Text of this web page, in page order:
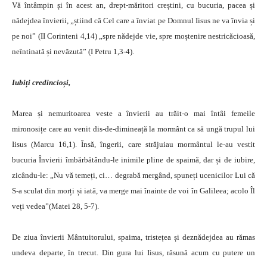
Vă întâmpin și în acest an, drept-măritori creștini, cu bucuria, pacea și
nădejdea învierii, „știind că Cel care a înviat pe Domnul Iisus ne va învia și
pe noi” (II Corinteni 4,14) „spre nădejde vie, spre moștenire nestricăcioasă,
neîntinată și nevăzută” (I Petru 1,3-4).
Iubiți credincioși,
Marea și nemuritoarea veste a învierii au trăit-o mai întâi femeile
mironosițe care au venit dis-de-dimineață la mormânt ca să ungă trupul lui
Iisus (Marcu 16,1). Însă, îngerii, care străjuiau mormântul le-au vestit
bucuria Învierii îmbărbătându-le inimile pline de spaimă, dar și de iubire,
zicându-le: „Nu vă temeți, ci… degrabă mergând, spuneți ucenicilor Lui că
S-a sculat din morți și iată, va merge mai înainte de voi în Galileea; acolo Îl
veți vedea”(Matei 28, 5-7).
De ziua învierii Mântuitorului, spaima, tristețea și deznădejdea au rămas
undeva departe, în trecut. Din gura lui Iisus, răsună acum cu putere un